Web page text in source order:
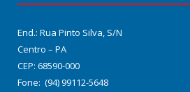
End.: Rua Pinto Silva, S/N
Centro – PA
CEP: 68590-000
Fone: (94) 99112-5648